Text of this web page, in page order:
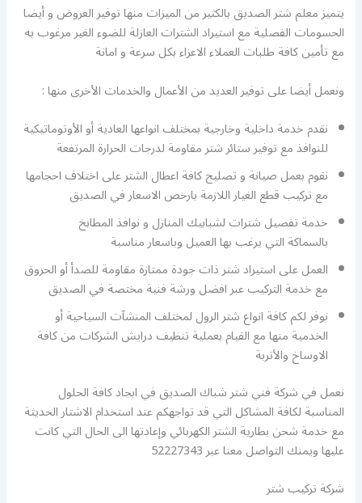
يتميز معلم شتر الصديق بالكثير من الميزات منها توفير العروض و أيضا
الحسومات الفصلية مع استيراد الشترات العازلة للضوء الغير مرغوب به
مع تأمين كافة طلبات العملاء الاعزاء بكل سرعة و امانة
ونعمل أيضا على توفير العديد من الأعمال والخدمات الأخرى منها :
نقدم خدمة داخلية وخارجية بمختلف انواعها العادية أو الأوتوماتيكية
للنوافذ مع توفير ستائر شتر مقاومة لدرجات الحرارة المرتفعة
نقوم بعمل صيانة و تصليح كافة اعطال الشتر على اختلاف احجامها
مع تركيب قطع الغيار اللازمة بارخص الاسعار في الصديق
خدمة تفصيل شترات لشبابيك المنازل و نوافذ المطابخ
بالسماكة التي يرغب بها العميل وباسعار مناسبة
العمل على استيراد شتر ذات جودة ممتازة مقاومة للصدأ أو الحروق
مع خدمة التركيب عبر افضل ورشة فنية مختصة في الصديق
نوفر لكم كافة انواع شتر الرول لمختلف المنشآت السياحية أو
الخدمية منها مع القيام بعملية تنظيف درايش الشركات من كافة
الاوساخ والأتربة
نعمل في شركة فني شتر شباك الصديق في ابجاد كافة الحلول
المناسبة لكافة المشاكل التي قد تواجهكم عند استخدام الاشتار الحديثة
مع خدمة شحن بطارية الشتر الكهربائي وإعادتها الى الحال التي كانت
عليها ويمنك التواصل معنا عبر 52227343
شركة تركيب شتر